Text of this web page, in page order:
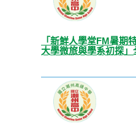
「新鮮人學堂FM暑
大學微旅與學系初探